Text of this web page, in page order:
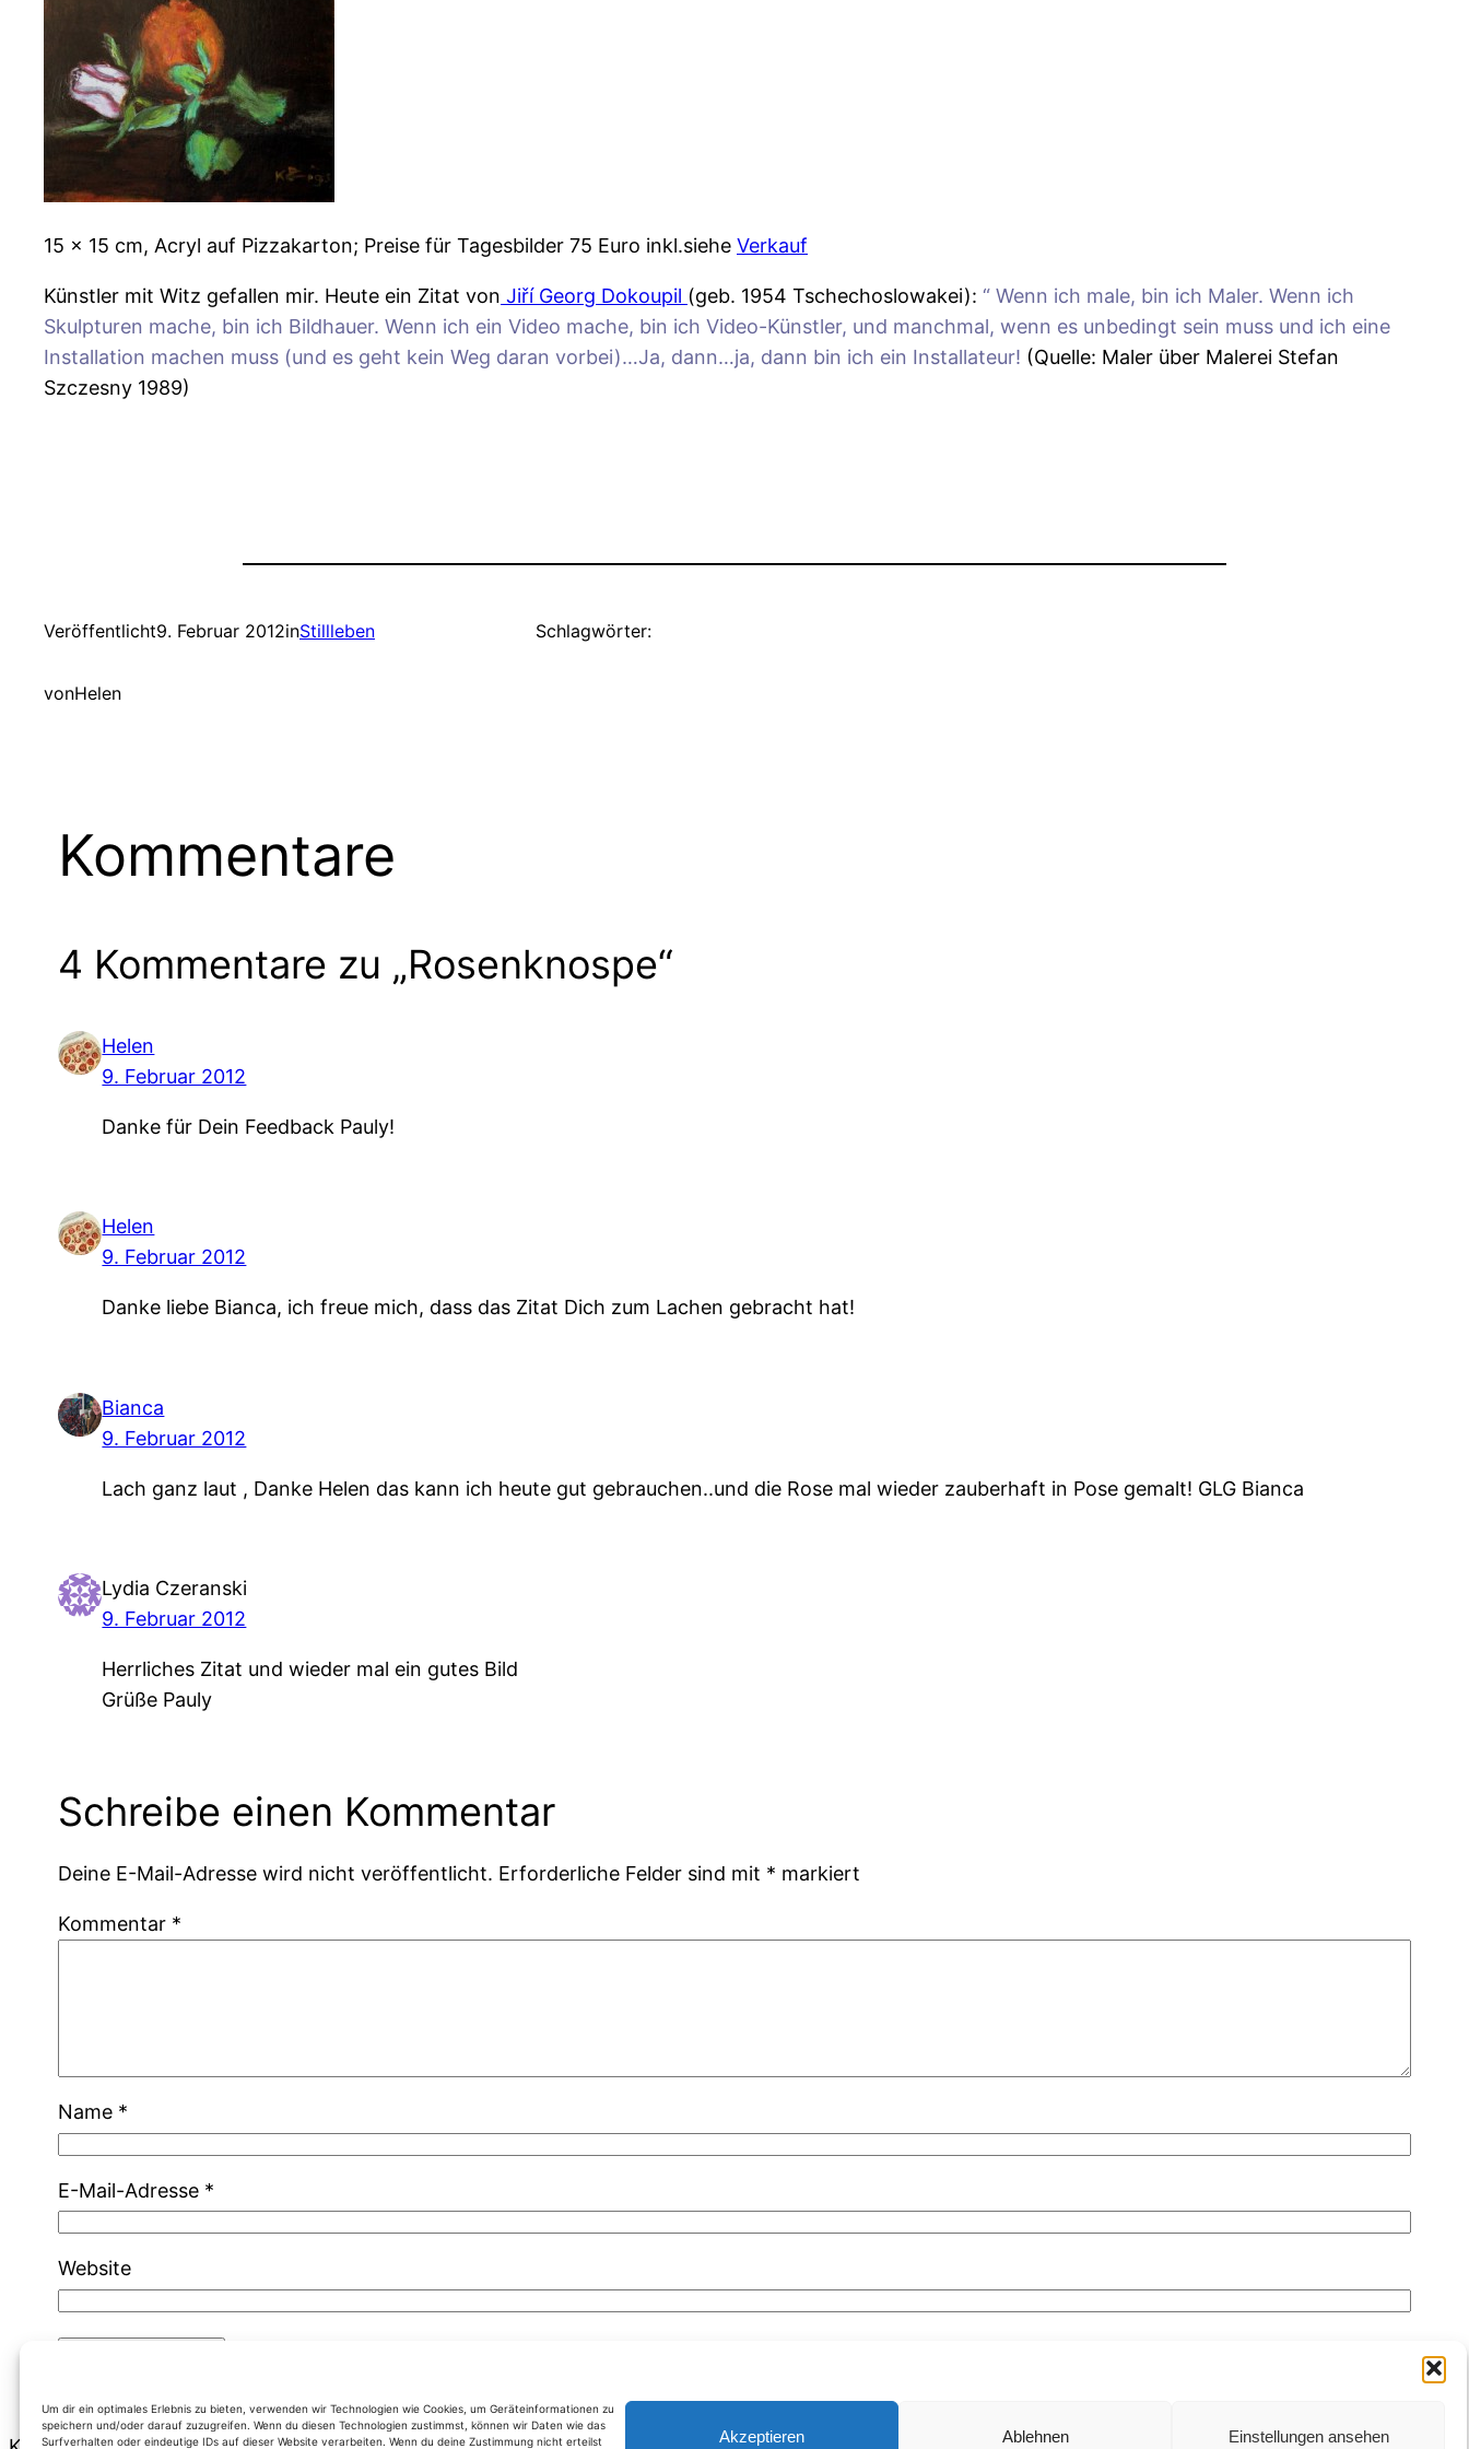
Um dir ein optimales Erlebnis zu bieten, verwenden wir Technologien wie Cookies, um Geräteinformationen zu
speichern und/oder darauf zuzugreifen. Wenn du diesen Technologien zustimmst, können wir Daten wie das
Surfverhalten oder eindeutige IDs auf dieser Website verarbeiten. Wenn du deine Zustimmung nicht erteilst
Akzeptieren Ablehnen Einstellungen ansehen
15 x 15 cm, Acryl auf Pizzakarton; Preise für Tagesbilder 75 Euro inkl.siehe Verkauf
Künstler mit Witz gefallen mir. Heute ein Zitat von Jiří Georg Dokoupil (geb. 1954 Tschechoslowakei): “ Wenn ich male, bin ich Maler. Wenn ich
Skulpturen mache, bin ich Bildhauer. Wenn ich ein Video mache, bin ich Video-Künstler, und manchmal, wenn es unbedingt sein muss und ich eine
Installation machen muss (und es geht kein Weg daran vorbei)…Ja, dann…ja, dann bin ich ein Installateur! (Quelle: Maler über Malerei Stefan
Szczesny 1989)
Veröffentlicht9. Februar 2012inStillleben
vonHelen
Schlagwörter:
Kommentare
4 Kommentare zu „Rosenknospe“
Helen
9. Februar 2012
Danke für Dein Feedback Pauly!
Helen
9. Februar 2012
Danke liebe Bianca, ich freue mich, dass das Zitat Dich zum Lachen gebracht hat!
Bianca
9. Februar 2012
Lach ganz laut , Danke Helen das kann ich heute gut gebrauchen..und die Rose mal wieder zauberhaft in Pose gemalt! GLG Bianca
Lydia Czeranski
9. Februar 2012
Herrliches Zitat und wieder mal ein gutes Bild
Grüße Pauly
Schreibe einen Kommentar
Deine E-Mail-Adresse wird nicht veröffentlicht. Erforderliche Felder sind mit * markiert
Kommentar *
Name *
E-Mail-Adresse *
Website